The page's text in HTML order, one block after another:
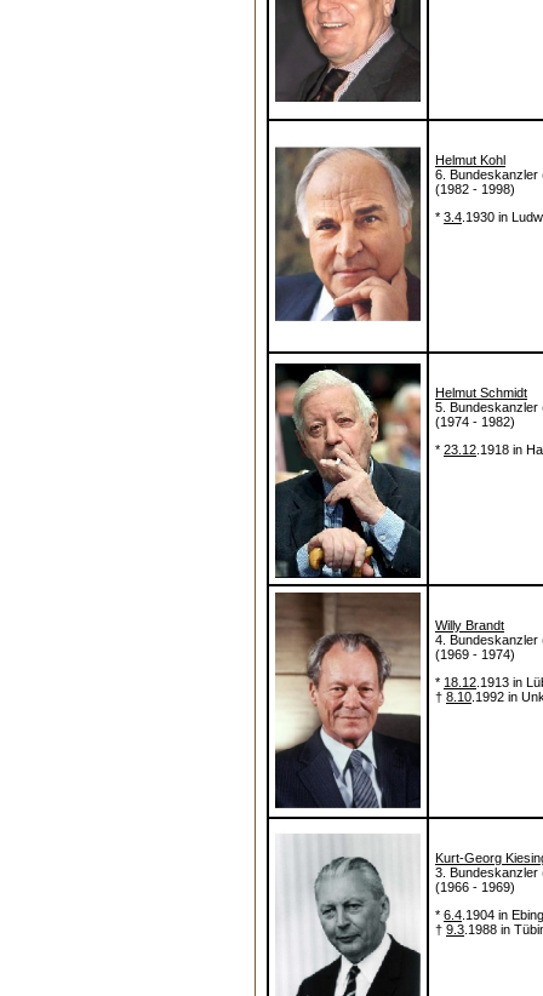
Helmut Kohl
6. Bundeskanzler
(1982 - 1998)
* 3.4 .1930 in
Helmut Schmidt
5. Bundeskanzler
(1974 - 1982)
* 23.12 .1918 in
Willy Brandt
4. Bundeskanzler
(1969 - 1974)
* 18.12 .1913 in
† 8.10 .1992 in
Kurt-Georg
3. Bundeskanzler
(1966 - 1969)
* 6.4 .1904 in
† 9.3 .1988 in